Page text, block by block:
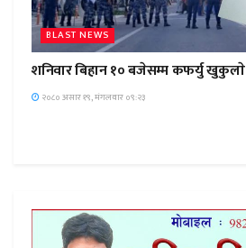
BLAST NEWS
शनिवार बिहान १० बजेसम्म कफर्यु खुकुलाे
२०८० असार १९, मंगलवार ०९:२३